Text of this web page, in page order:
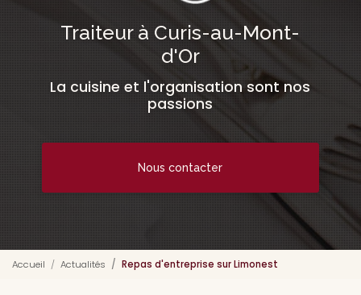
Traiteur à Curis-au-Mont-
d'Or
La cuisine et l'organisation sont nos
passions
Nous contacter
Accueil Actualités Repas d'entreprise sur Limonest